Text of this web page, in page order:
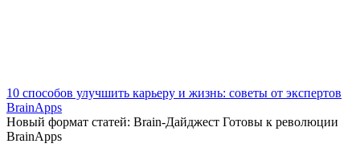
10 способов улучшить карьеру и жизнь: советы от экспертов
BrainApps
Новый формат статей: Brain-Дайджест Готовы к революции
BrainApps